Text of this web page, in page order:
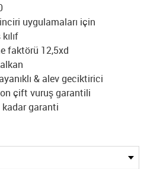
uygulamaları için
faktörü 12,5xd
& alev geciktirici
çift vuruş garantili
kadar garanti